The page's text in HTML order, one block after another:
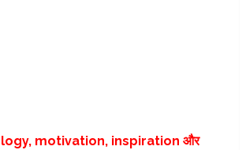
motivation, inspiration और